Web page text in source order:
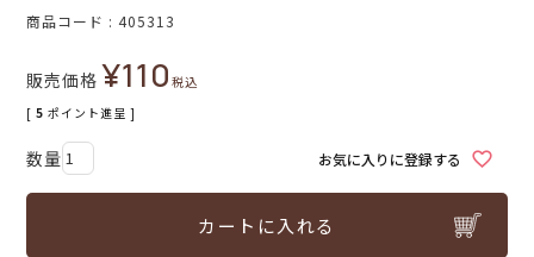
商品コード 405313
販売価格 ¥110税込
[ 5 ポイント進呈 ]
お気に入りに登録する
カートに入れる